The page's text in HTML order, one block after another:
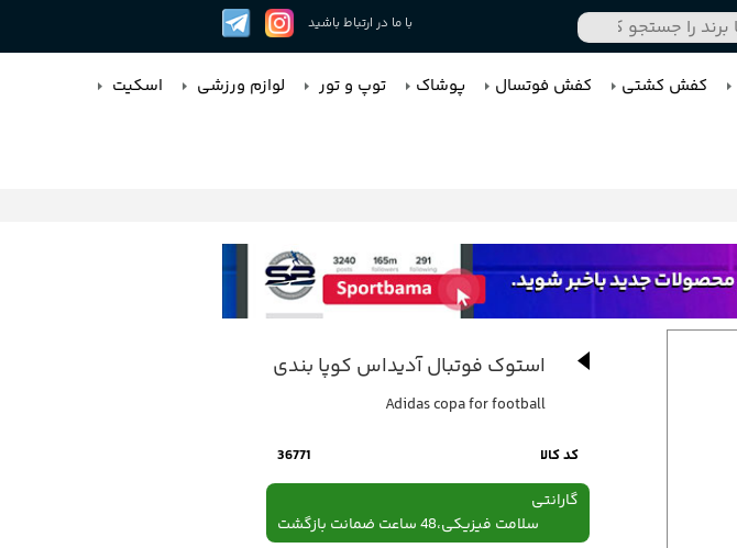
با ما در ارتباط باشید
کفش کشتی کفش فوتسال پوشاک توپ و تور لوازم ورزشی اسکیت
استوک فوتبال آدیداس کوپا بندی
Adidas copa for football
کد کالا 36771
گارانتی
سلامت فیزیکی،48 ساعت ضمانت بازگشت